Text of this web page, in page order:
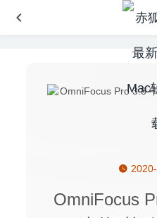
OmniFocus
花样拼绘Patterned 4.2.1
JixiPix Spektrel Art 1.1.7 –